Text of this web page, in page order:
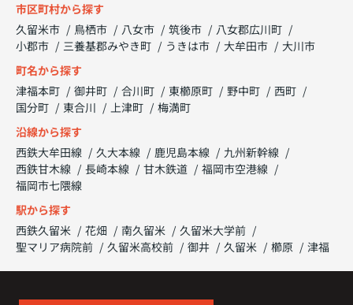
市区町村から探す
久留米市
鳥栖市 八女市 筑後市
八女郡広川町
小郡市
三養基郡みやき町 うきは市 大牟田市
大川市
町名から探す
津福本町
御井町 合川町 東櫛原町 野中町
西町
国分町
東合川 上津町
梅満町
沿線から探す
西鉄大牟田線
久大本線 鹿児島本線
九州新幹線
西鉄甘木線
長崎本線 甘木鉄道
福岡市空港線
福岡市七隈線
駅から探す
西鉄久留米
花畑 南久留米
久留米大学前
聖マリア病院前
久留米高校前 御井 久留米 櫛原 津福